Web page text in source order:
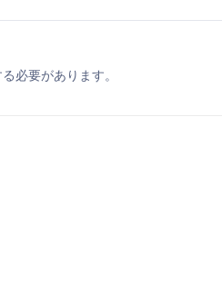
必要があります。